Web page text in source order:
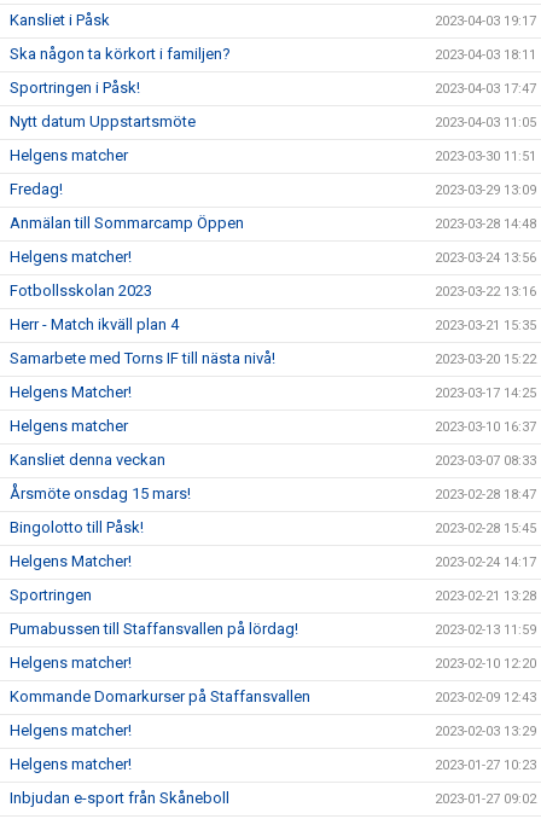
Kansliet i Påsk 2023-04-03 19:17
Ska någon ta körkort i familjen? 2023-04-03 18:11
Sportringen i Påsk! 2023-04-03 17:47
Nytt datum Uppstartsmöte 2023-04-03 11:05
Helgens matcher 2023-03-30 11:51
Fredag! 2023-03-29 13:09
Anmälan till Sommarcamp Öppen 2023-03-28 14:48
Helgens matcher! 2023-03-24 13:56
Fotbollsskolan 2023 2023-03-22 13:16
Herr - Match ikväll plan 4 2023-03-21 15:35
Samarbete med Torns IF till nästa nivå! 2023-03-20 15:22
Helgens Matcher! 2023-03-17 14:25
Helgens matcher 2023-03-10 16:37
Kansliet denna veckan 2023-03-07 08:33
Årsmöte onsdag 15 mars! 2023-02-28 18:47
Bingolotto till Påsk! 2023-02-28 15:45
Helgens Matcher! 2023-02-24 14:17
Sportringen 2023-02-21 13:28
Pumabussen till Staffansvallen på lördag! 2023-02-13 11:59
Helgens matcher! 2023-02-10 12:20
Kommande Domarkurser på Staffansvallen 2023-02-09 12:43
Helgens matcher! 2023-02-03 13:29
Helgens matcher! 2023-01-27 10:23
Inbjudan e-sport från Skåneboll 2023-01-27 09:02